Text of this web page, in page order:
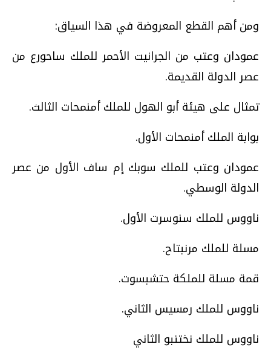
ومن أهم القطع المعروضة في هذا السياق:
عمودان وعتب من الجرانيت الأحمر للملك ساحورع من
عصر الدولة القديمة.
تمثال على هيئة أبو الهول للملك أمنمحات الثالث.
بوابة الملك أمنمحات الأول.
عمودان وعتب للملك سوبك إم ساف الأول من عصر
الدولة الوسطي.
ناووس للملك سنوسرت الأول.
مسلة للملك مرنبتاح.
قمة مسلة للملكة حتشبسوت.
ناووس للملك رمسيس الثاني.
ناووس للملك نختنبو الثاني